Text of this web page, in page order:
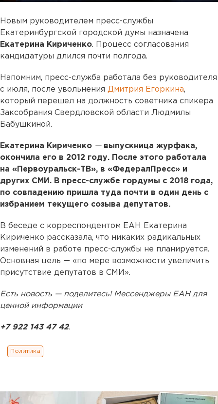
Новым руководителем пресс-службы
Екатеринбургской городской думы назначена
Екатерина Кириченко. Процесс согласования
кандидатуры длился почти полгода.
Напомним, пресс-служба работала без руководителя
с июля, после увольнения Дмитрия Егоркина,
который перешел на должность советника спикера
Заксобрания Свердловской области Людмилы
Бабушкиной.
Екатерина Кириченко —выпускница журфака,
окончила его в 2012 году. После этого работала
на «Первоуральск-ТВ», в «ФедералПресс» и
других СМИ. В пресс-службе гордумы с 2018 года,
по совпадению пришла туда почти в один день с
избранием текущего созыва депутатов.
В беседе с корреспондентом ЕАН Екатерина
Кириченко рассказала, что никаких радикальных
изменений в работе пресс-службы не планируется.
Основная цель — «по мере возможности увеличить
присутствие депутатов в СМИ».
Есть новость — поделитесь! Мессенджеры ЕАН для
ценной информации
+7 922 143 47 42.
Политика